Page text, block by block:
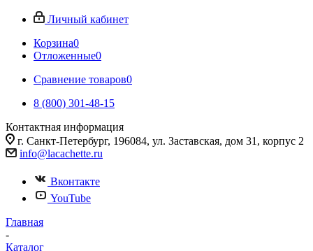
Личный кабинет
Корзина0
Отложенные0
Сравнение товаров0
8 (800) 301-48-15
Контактная информация
г. Санкт-Петербург, 196084, ул. Заставская, дом 31, корпус 2
info@lacachette.ru
Вконтакте
YouTube
Главная
-
Каталог